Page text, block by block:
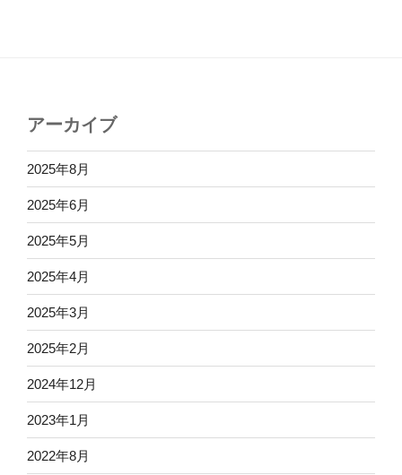
アーカイブ
2025年8月
2025年6月
2025年5月
2025年4月
2025年3月
2025年2月
2024年12月
2023年1月
2022年8月